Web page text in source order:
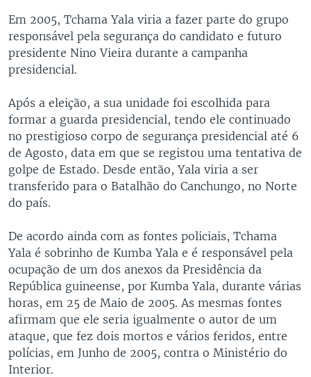
Em 2005, Tchama Yala viria a fazer parte do grupo
responsável pela segurança do candidato e futuro
presidente Nino Vieira durante a campanha
presidencial.
Após a eleição, a sua unidade foi escolhida para
formar a guarda presidencial, tendo ele continuado
no prestigioso corpo de segurança presidencial até 6
de Agosto, data em que se registou uma tentativa de
golpe de Estado. Desde então, Yala viria a ser
transferido para o Batalhão do Canchungo, no Norte
do país.
De acordo ainda com as fontes policiais, Tchama
Yala é sobrinho de Kumba Yala e é responsável pela
ocupação de um dos anexos da Presidência da
República guineense, por Kumba Yala, durante várias
horas, em 25 de Maio de 2005. As mesmas fontes
afirmam que ele seria igualmente o autor de um
ataque, que fez dois mortos e vários feridos, entre
polícias, em Junho de 2005, contra o Ministério do
Interior.